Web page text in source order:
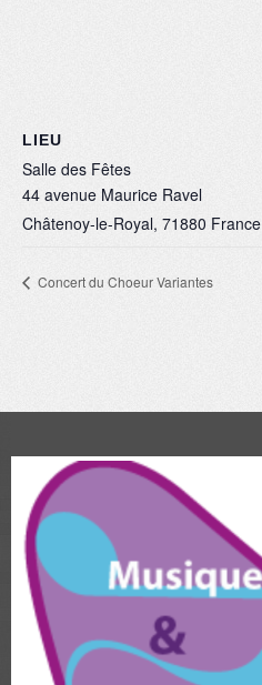
LIEU
Salle des Fêtes
44 avenue Maurice Ravel
Châtenoy-le-Royal, 71880 France
Concert du Choeur Variantes